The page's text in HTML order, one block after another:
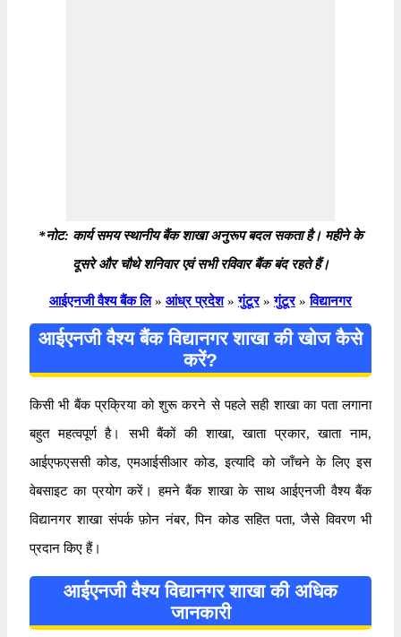
*नोट: कार्य समय स्थानीय बैंक शाखा अनुरूप बदल सकता है। महीने के
दूसरे और चौथे शनिवार एवं सभी रविवार बैंक बंद रहते हैं।
आईएनजी वैश्य बैंक लि » आंध्र प्रदेश » गुंटूर » गुंटूर » विद्यानगर
आईएनजी वैश्य बैंक विद्यानगर शाखा की खोज कैसे
करें?
किसी भी बैंक प्रक्रिया को शुरू करने से पहले सही शाखा का पता लगाना
बहुत महत्वपूर्ण है। सभी बैंकों की शाखा, खाता प्रकार, खाता नाम,
आईएफएससी कोड, एमआईसीआर कोड, इत्यादि को जाँचने के लिए इस
वेबसाइट का प्रयोग करें। हमने बैंक शाखा के साथ आईएनजी वैश्य बैंक
विद्यानगर शाखा संपर्क फ़ोन नंबर, पिन कोड सहित पता, जैसे विवरण भी
प्रदान किए हैं।
आईएनजी वैश्य विद्यानगर शाखा की अधिक
जानकारी